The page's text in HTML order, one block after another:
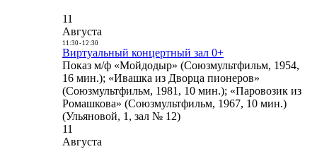
11
Августа
11:30- 12:30
Виртуальный концертный зал 0+
Показ м/ф «Мойдодыр» (Союзмультфильм, 1954,
16 мин.); «Ивашка из Дворца пионеров»
(Союзмультфильм, 1981, 10 мин.); «Паровозик из
Ромашкова» (Союзмультфильм, 1967, 10 мин.)
(Ульяновой, 1, зал № 12)
11
Августа